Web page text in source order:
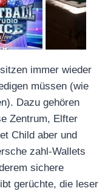
immer wieder
müssen (wie
Dazu gehören
Zentrum, Elfter
Child aber und
zahl-Wallets
sichere
gerüchte, die leser